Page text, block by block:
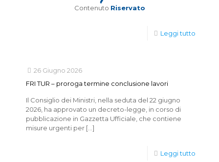
Contenuto Riservato
Leggi tutto
26 Giugno 2026
FRI TUR – proroga termine conclusione lavori
Il Consiglio dei Ministri, nella seduta del 22 giugno
2026, ha approvato un decreto-legge, in corso di
pubblicazione in Gazzetta Ufficiale, che contiene
misure urgenti per […]
Leggi tutto